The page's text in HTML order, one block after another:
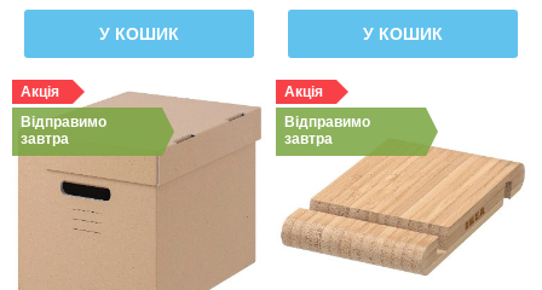
У КОШИК У КОШИК
Акція
Відправимо
завтра
Акція
Відправимо
завтра